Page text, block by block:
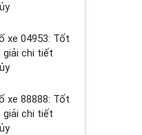
xe 04953: Tốt
giải chi tiết
xe 88888: Tốt
giải chi tiết